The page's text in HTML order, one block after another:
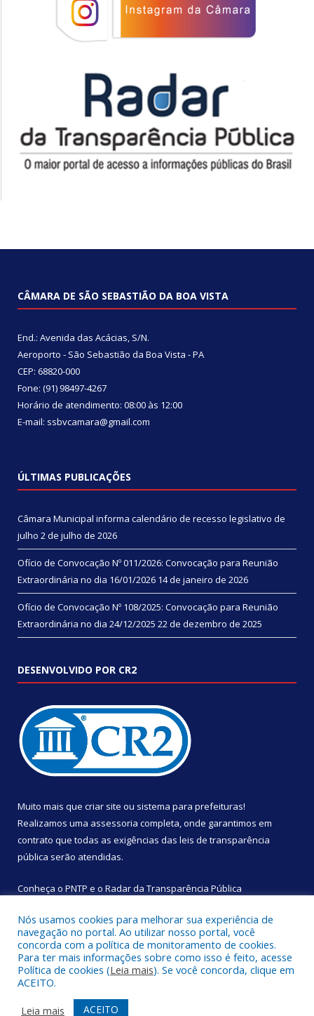
CÂMARA DE SÃO SEBASTIÃO DA BOA VISTA
End.: Avenida das Acácias, S/N.
Aeroporto - São Sebastião da Boa Vista - PA
CEP: 68820-000
Fone: (91) 98497-4267
Horário de atendimento: 08:00 às 12:00
E-mail: ssbvcamara@gmail.com
ÚLTIMAS PUBLICAÇÕES
Câmara Municipal informa calendário de recesso legislativo de
julho 2 de julho de 2026
Ofício de Convocação Nº 011/2026: Convocação para Reunião
Extraordinária no dia 16/01/2026 14 de janeiro de 2026
Ofício de Convocação Nº 108/2025: Convocação para Reunião
Extraordinária no dia 24/12/2025 22 de dezembro de 2025
DESENVOLVIDO POR CR2
Muito mais que criar site ou sistema para prefeituras!
Realizamos uma assessoria completa, onde garantimos em
contrato que todas as exigências das leis de transparência
pública serão atendidas.
Conheça o PNTP e o Radar da Transparência Pública
Todos os direitos reservados a Câmara Municipal de São
Sebastião da Boa Vista.
Mapa do Site
Acessar Área Administrativa
Nós usamos cookies para melhorar sua experiência de
navegação no portal. Ao utilizar nosso portal, você
concorda com a política de monitoramento de cookies.
Para ter mais informações sobre como isso é feito, acesse
Política de cookies (Leia mais). Se você concorda, clique em
ACEITO.
Leia mais
ACEITO